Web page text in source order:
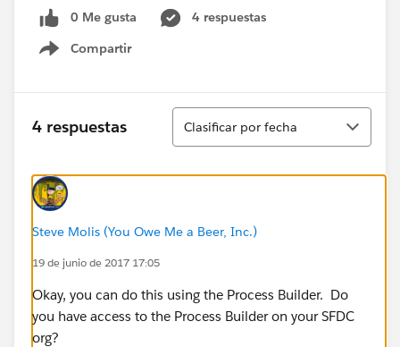
0 Me gusta
4 respuestas
Compartir
Show menu
4 respuestas
Ordenar
Clasificar por fecha
Steve Molis (You Owe Me a Beer, Inc.)
19 de junio de 2017 17:05
Okay, you can do this using the Process Builder. Do
you have access to the Process Builder on your SFDC
org?